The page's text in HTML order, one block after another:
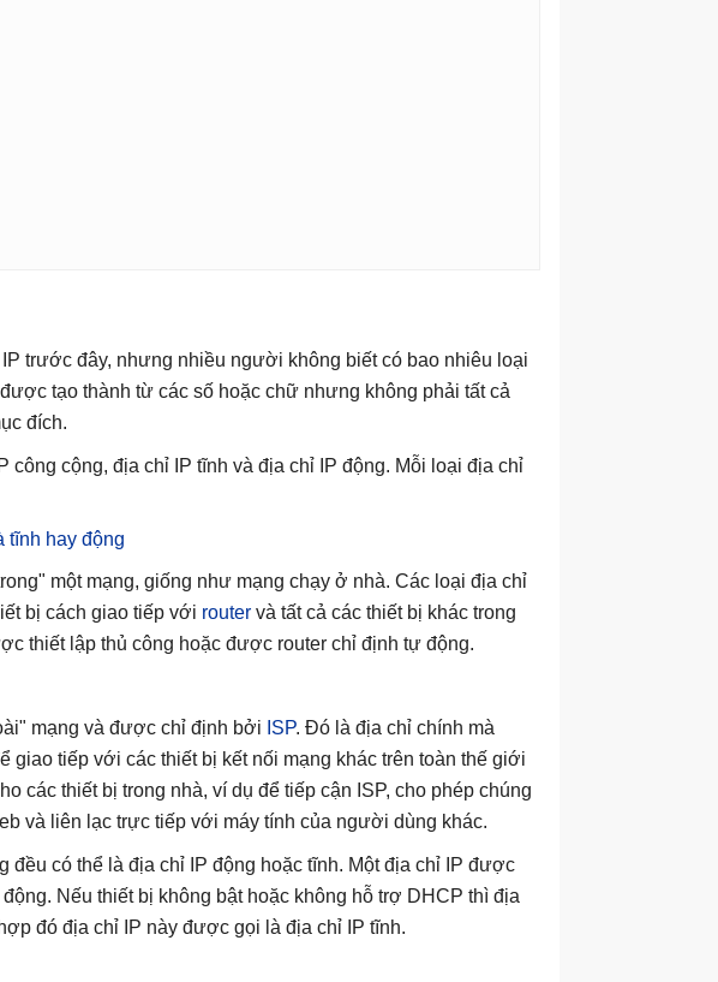
trước đây, nhưng nhiều người không biết có bao nhiêu loại
tạo thành từ các số hoặc chữ nhưng không phải tất cả
đích.
công cộng, địa chỉ IP tĩnh và địa chỉ IP động. Mỗi loại địa chỉ
tĩnh hay động
một mạng, giống như mạng chạy ở nhà. Các loại địa chỉ
bị cách giao tiếp với router và tất cả các thiết bị khác trong
thiết lập thủ công hoặc được router chỉ định tự động.
mạng và được chỉ định bởi ISP. Đó là địa chỉ chính mà
giao tiếp với các thiết bị kết nối mạng khác trên toàn thế giới
các thiết bị trong nhà, ví dụ để tiếp cận ISP, cho phép chúng
và liên lạc trực tiếp với máy tính của người dùng khác.
đều có thể là địa chỉ IP động hoặc tĩnh. Một địa chỉ IP được
động. Nếu thiết bị không bật hoặc không hỗ trợ DHCP thì địa
đó địa chỉ IP này được gọi là địa chỉ IP tĩnh.